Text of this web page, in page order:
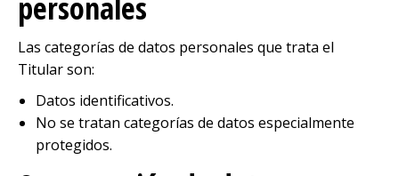
Las categorías de datos personales que trata el
Titular son:
Datos identificativos.
No se tratan categorías de datos especialmente
protegidos.